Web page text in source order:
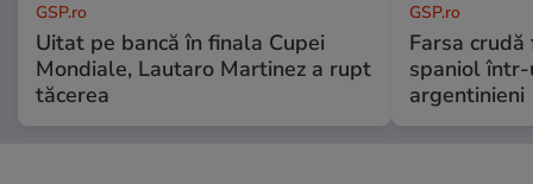
GSP.ro
Uitat pe bancă în finala Cupei
Mondiale, Lautaro Martinez a rupt
tăcerea
GSP.ro
Farsa
spaniol într-
argentinieni